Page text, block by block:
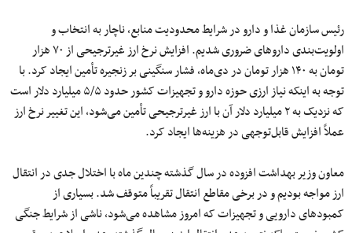
رئیس سازمان غذا و دارو در شرایط محدودیت منابع، ناچار به انتخاب و
اولویت‌بندی داروهای ضروری شدیم. افزایش نرخ ارز غیرترجیحی از ۷۰ هزار
تومان به ۱۴۰ هزار تومان در دی‌ماه، فشار سنگینی بر زنجیره تأمین ایجاد کرد. با
توجه به اینکه نیاز ارزی حوزه دارو و تجهیزات کشور حدود ۵/۵ میلیارد دلار است
که نزدیک به ۲ میلیارد دلار آن با ارز غیرترجیحی تأمین می‌شود، این تغییر نرخ ارز
عملاً افزایش قابل‌توجهی در هزینه‌ها ایجاد کرد.
معاون وزیر بهداشت افزوده در سال گذشته چندین ماه با اختلال جدی در انتقال
ارز مواجه بودیم و در برخی مقاطع انتقال تقریباً متوقف شد. بسیاری از
کمبودهای دارویی و تجهیزات که امروز مشاهده می‌شود، ناشی از شرایط جنگی